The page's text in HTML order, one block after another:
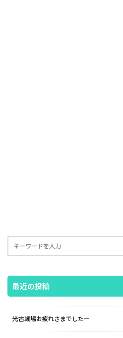
最近の投稿
光古戦場お疲れさまでしたー